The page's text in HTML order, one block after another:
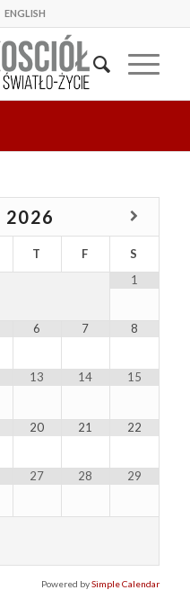
ENGLISH
2026
T F
S
1
6 7 8
13 14 15
20 21 22
27 28 29
Powered bySimple Calendar